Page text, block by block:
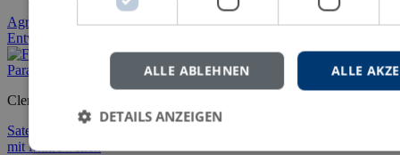
AgrarwissenschaftEntwicklungslandNachhaltige
Entwicklung
Clemens Simmer
Satellitenfernerkundung hydrologischer Parameter der Atmosphäre
mit Mikrowellen
ALLE
ALLE ABLEHNEN
DETAILS ANZEIGEN